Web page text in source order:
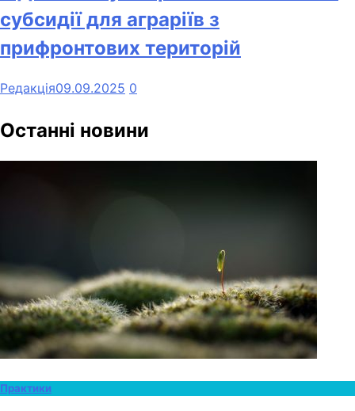
субсидії для аграріїв з
прифронтових територій
Редакція09.09.2025 0
Останні новини
Практики